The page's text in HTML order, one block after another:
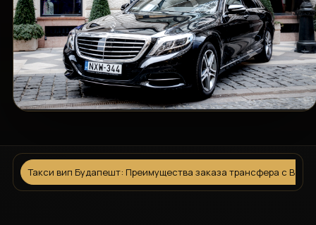
Такси вип Будапешт: Преимущества заказа трансфера с